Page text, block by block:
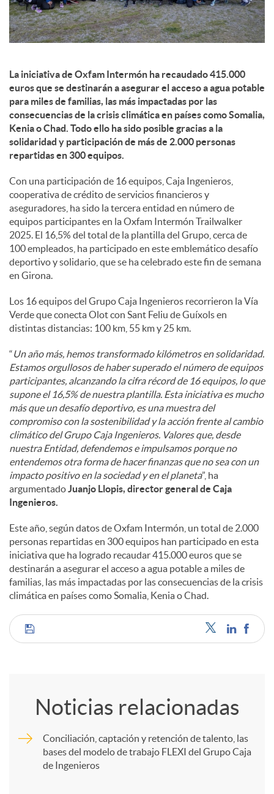
e
n
i
d
o
s
La iniciativa de Oxfam Intermón ha recaudado 415.000
euros que se destinarán a asegurar el acceso a agua potable
para miles de familias, las más impactadas por las
consecuencias de la crisis climática en países como Somalia,
Kenia o Chad. Todo ello ha sido posible gracias a la
solidaridad y participación de más de 2.000 personas
repartidas en 300 equipos.
Con una participación de 16 equipos, Caja Ingenieros,
cooperativa de crédito de servicios financieros y
aseguradores, ha sido la tercera entidad en número de
equipos participantes en la Oxfam Intermón Trailwalker
2025. El 16,5% del total de la plantilla del Grupo, cerca de
100 empleados, ha participado en este emblemático desafío
deportivo y solidario, que se ha celebrado este fin de semana
en Girona.
Los 16 equipos del Grupo Caja Ingenieros recorrieron la Vía
Verde que conecta Olot con Sant Feliu de Guíxols en
distintas distancias: 100 km, 55 km y 25 km.
“Un año más, hemos transformado kilómetros en solidaridad.
Estamos orgullosos de haber superado el número de equipos
participantes, alcanzando la cifra récord de 16 equipos, lo que
supone el 16,5% de nuestra plantilla. Esta iniciativa es mucho
más que un desafío deportivo, es una muestra del
compromiso con la sostenibilidad y la acción frente al cambio
climático del Grupo Caja Ingenieros. Valores que, desde
nuestra Entidad, defendemos e impulsamos porque no
entendemos otra forma de hacer finanzas que no sea con un
impacto positivo en la sociedad y en el planeta”, ha
argumentadoJuanjo Llopis, director general de Caja
Ingenieros.
Este año, según datos de Oxfam Intermón, un total de 2.000
personas repartidas en 300 equipos han participado en esta
iniciativa que ha logrado recaudar 415.000 euros que se
destinarán a asegurar el acceso a agua potable a miles de
familias, las más impactadas por las consecuencias de la crisis
climática en países como Somalia, Kenia o Chad.
C
Noticias relacionadas
Conciliación, captación y retención de talento, las
bases del modelo de trabajo FLEXI del Grupo Caja
de Ingenieros